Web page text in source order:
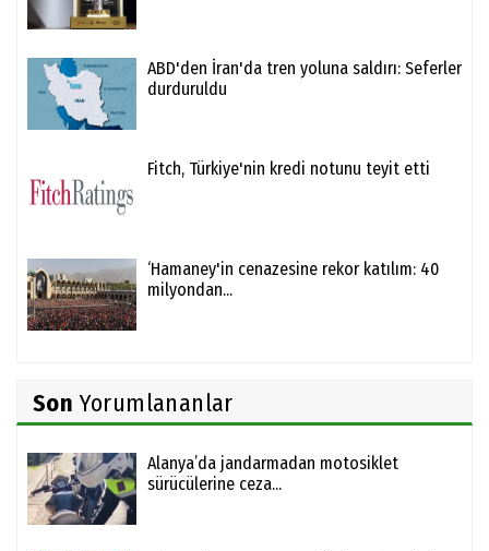
ABD'den İran'da tren yoluna saldırı: Seferler
durduruldu
Fitch, Türkiye'nin kredi notunu teyit etti
‘Hamaney'in cenazesine rekor katılım: 40
milyondan...
Son Yorumlananlar
Alanya’da jandarmadan motosiklet
sürücülerine ceza...